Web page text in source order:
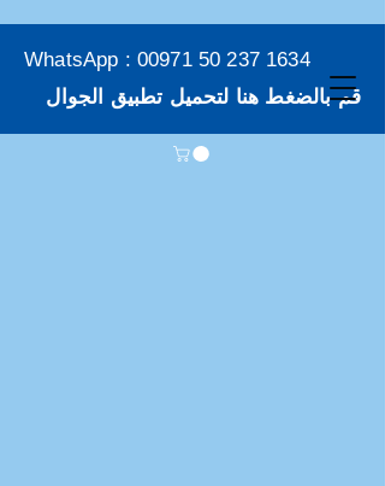
WhatsApp : 00971 50 237 1634
قم بالضغط هنا لتحميل تطبيق الجوال